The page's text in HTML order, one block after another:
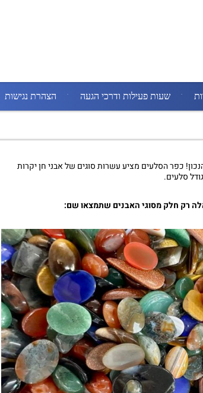
שעות פעילות ודרכי הגעה הצהרת נגישות
כפר הסלעים מציע עשרות סוגים של אבני חן יקרות
סלעים.
רק חלק מסוגי האבנים שתמצאו שם: